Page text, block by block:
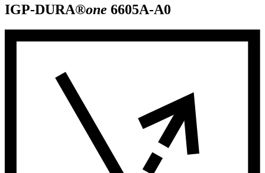
IGP-DURA®one 6605A-A0